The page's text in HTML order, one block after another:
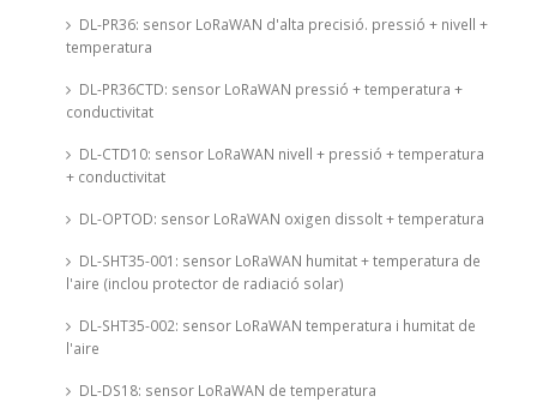
DL-PR36: sensor LoRaWAN d'alta precisió. pressió + nivell +
temperatura
DL-PR36CTD: sensor LoRaWAN pressió + temperatura +
conductivitat
DL-CTD10: sensor LoRaWAN nivell + pressió + temperatura
+ conductivitat
DL-OPTOD: sensor LoRaWAN oxigen dissolt + temperatura
DL-SHT35-001: sensor LoRaWAN humitat + temperatura de
l'aire (inclou protector de radiació solar)
DL-SHT35-002: sensor LoRaWAN temperatura i humitat de
l'aire
DL-DS18: sensor LoRaWAN de temperatura